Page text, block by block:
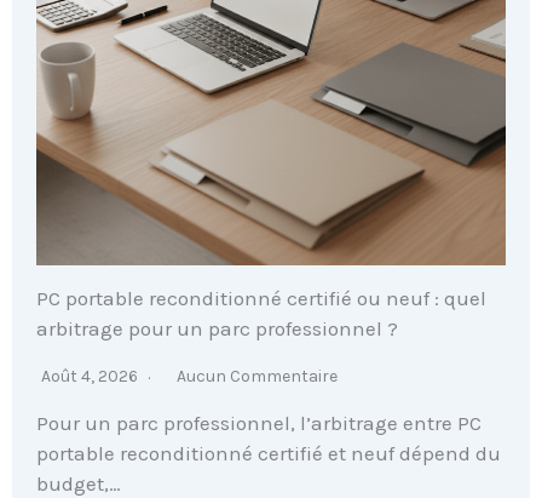
PC portable reconditionné certifié ou neuf : quel
arbitrage pour un parc professionnel ?
Août 4, 2026 Aucun Commentaire
Pour un parc professionnel, l’arbitrage entre PC
portable reconditionné certifié et neuf dépend du
budget,…